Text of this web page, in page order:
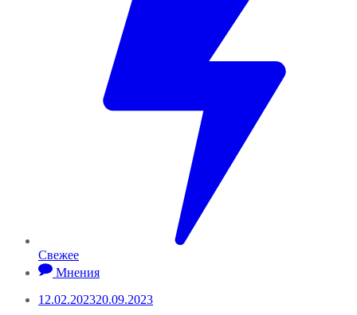
Свежее
Мнения
12.02.202320.09.2023